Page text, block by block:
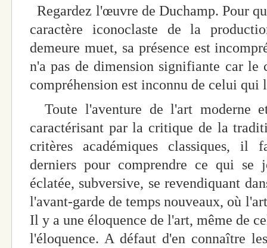
Regardez l'œuvre de Duchamp. Pour
caractère iconoclaste de la
demeure muet, sa présence est
n'a pas de dimension signifiante car le
compréhension est inconnu de celui qui
Toute l'aventure de l'art moderne
caractérisant par la critique de la
critères académiques classiques, il
derniers pour comprendre ce qui se
éclatée, subversive, se revendiquant
l'avant-garde de temps nouveaux, où
Il y a une éloquence de l'art, même de
l'éloquence. A défaut d'en connaître